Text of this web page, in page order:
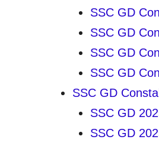
SSC GD
SSC GD
SSC GD
SSC GD
SSC GD
SSC GD
SSC GD